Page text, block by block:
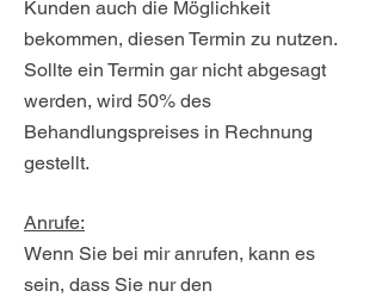
Kunden auch die Möglichkeit
bekommen, diesen Termin zu nutzen.
Sollte ein Termin gar nicht abgesagt
werden, wird 50% des
Behandlungspreises in Rechnung
gestellt.
Anrufe:
Wenn Sie bei mir anrufen, kann es
sein, dass Sie nur den